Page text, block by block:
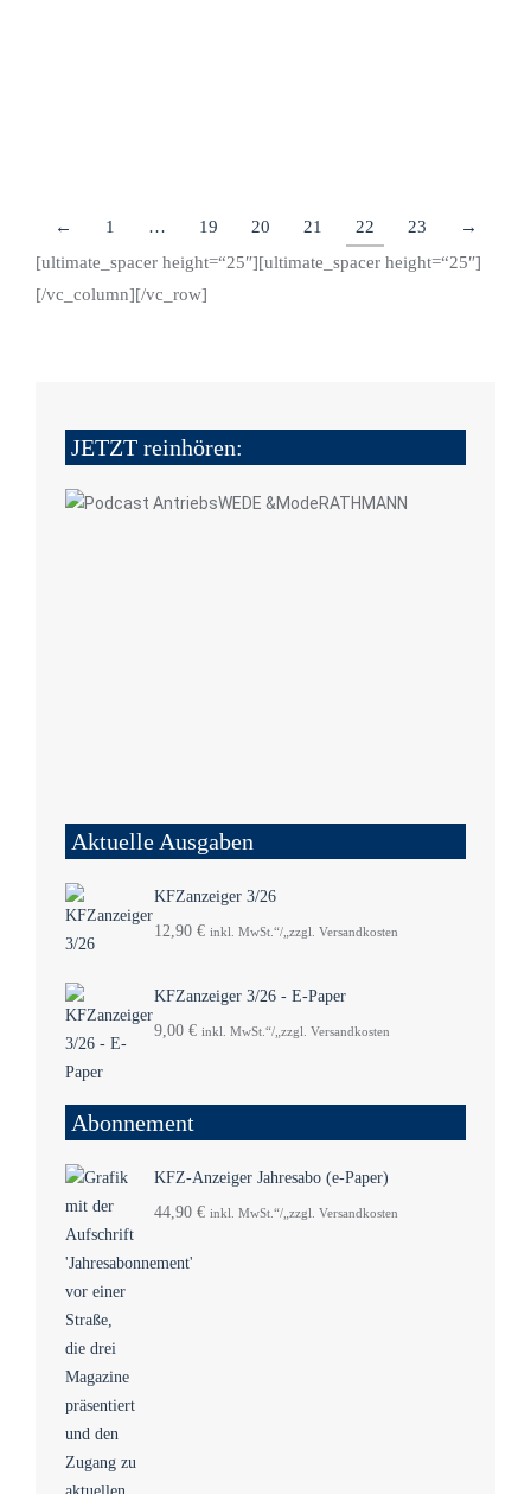
← 1 … 19 20 21 22 23
→
[ultimate_spacer height=“25″][ultimate_spacer height=“25″]
[/vc_column][/vc_row]
JETZT reinhören:
Aktuelle Ausgaben
KFZanzeiger 3/26
12,90 € inkl. MwSt.“/„zzgl. Versandkosten
KFZanzeiger 3/26 - E-Paper
9,00 € inkl. MwSt.“/„zzgl. Versandkosten
Abonnement
KFZ-Anzeiger Jahresabo (e-Paper)
44,90 € inkl. MwSt.“/„zzgl. Versandkosten